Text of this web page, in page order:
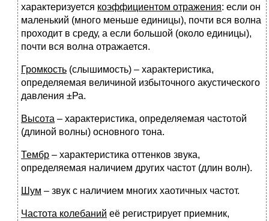
характеризуется коэффициентом отражения: если он
маленький (много меньше единицы), почти вся волна
проходит в среду, а если большой (около единицы),
почти вся волна отражается.
Громкость (слышимость) – характеристика,
определяемая величиной избыточного акустического
давления ±Ра.
Высота – характеристика, определяемая частотой
(длиной волны) основного тона.
Тембр – характеристика оттенков звука,
определяемая наличием других частот (длин волн).
Шум – звук с наличием многих хаотичных частот.
Частота колебаний её регистрирует приемник,